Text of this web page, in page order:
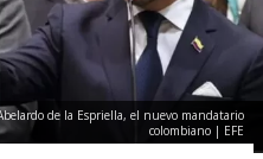
de la Espriella, el nuevo mandatario
colombiano | EFE